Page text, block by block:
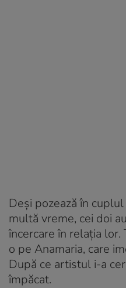
Deși pozează în
multă vreme, cei doi
încercare în relația
o pe Anamaria, care
După ce artistul i-a
împăcat.